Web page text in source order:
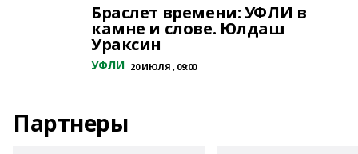
Браслет времени: УФЛИ в
камне и слове. Юлдаш
Ураксин
УФЛИ 20 ИЮЛЯ , 09:00
Партнеры